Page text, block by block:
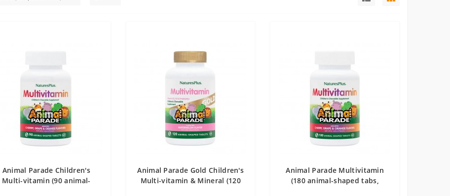
Animal Parade Children's
Multi-vitamin (90 animal-
Animal Parade Gold Children's
Multi-vitamin & Mineral (120
Animal Parade Multivitamin
(180 animal-shaped tabs,